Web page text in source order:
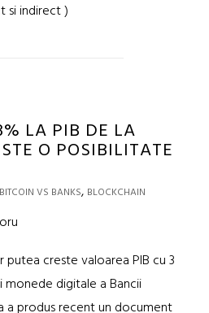
si indirect )
LA PIB DE LA
O POSIBILITATE
BITCOIN VS BANKS, BLOCKCHAIN
putea creste valoarea PIB cu 3
digitale a Bancii
a produs recent un document